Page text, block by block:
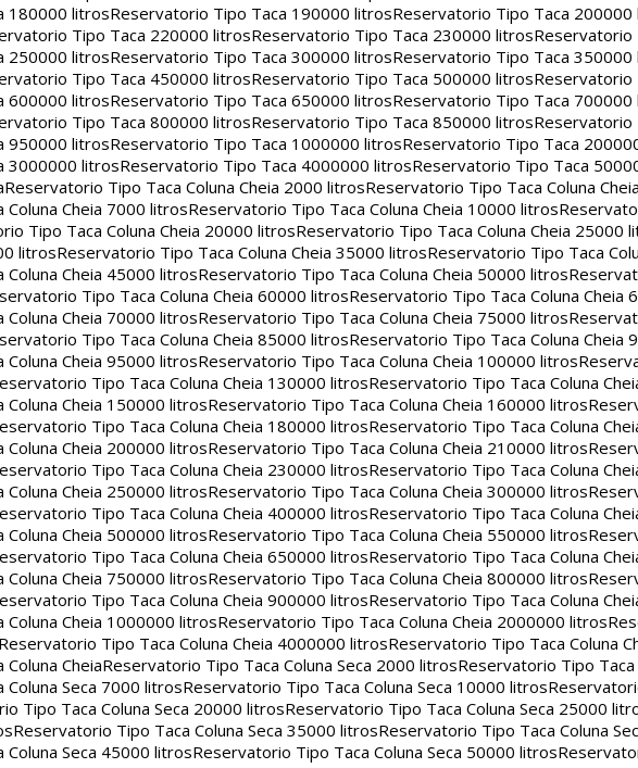
180000 litrosReservatorio Tipo Taca 190000 litrosReservatorio Tipo Taca 200000
Tipo Taca 220000 litrosReservatorio Tipo Taca 230000 litrosReservatorio
250000 litrosReservatorio Tipo Taca 300000 litrosReservatorio Tipo Taca 350000
Tipo Taca 450000 litrosReservatorio Tipo Taca 500000 litrosReservatorio
600000 litrosReservatorio Tipo Taca 650000 litrosReservatorio Tipo Taca 700000
Tipo Taca 800000 litrosReservatorio Tipo Taca 850000 litrosReservatorio
950000 litrosReservatorio Tipo Taca 1000000 litrosReservatorio Tipo Taca
3000000 litrosReservatorio Tipo Taca 4000000 litrosReservatorio Tipo Taca
Reservatorio Tipo Taca Coluna Cheia 2000 litrosReservatorio Tipo Taca Coluna
Cheia 7000 litrosReservatorio Tipo Taca Coluna Cheia 10000 litros
Tipo Taca Coluna Cheia 20000 litrosReservatorio Tipo Taca Coluna Cheia 25000
litrosReservatorio Tipo Taca Coluna Cheia 35000 litrosReservatorio Tipo Taca
Cheia 45000 litrosReservatorio Tipo Taca Coluna Cheia 50000 litros
Tipo Taca Coluna Cheia 60000 litrosReservatorio Tipo Taca Coluna Cheia
Cheia 70000 litrosReservatorio Tipo Taca Coluna Cheia 75000 litros
Tipo Taca Coluna Cheia 85000 litrosReservatorio Tipo Taca Coluna Cheia
Cheia 95000 litrosReservatorio Tipo Taca Coluna Cheia 100000 litros
Tipo Taca Coluna Cheia 130000 litrosReservatorio Tipo Taca Coluna
Cheia 150000 litrosReservatorio Tipo Taca Coluna Cheia 160000 litros
Tipo Taca Coluna Cheia 180000 litrosReservatorio Tipo Taca Coluna
Cheia 200000 litrosReservatorio Tipo Taca Coluna Cheia 210000 litros
Tipo Taca Coluna Cheia 230000 litrosReservatorio Tipo Taca Coluna
Cheia 250000 litrosReservatorio Tipo Taca Coluna Cheia 300000 litros
Tipo Taca Coluna Cheia 400000 litrosReservatorio Tipo Taca Coluna
Cheia 500000 litrosReservatorio Tipo Taca Coluna Cheia 550000 litros
Tipo Taca Coluna Cheia 650000 litrosReservatorio Tipo Taca Coluna
Cheia 750000 litrosReservatorio Tipo Taca Coluna Cheia 800000 litros
Tipo Taca Coluna Cheia 900000 litrosReservatorio Tipo Taca Coluna
Cheia 1000000 litrosReservatorio Tipo Taca Coluna Cheia 2000000 litros
Reservatorio Tipo Taca Coluna Cheia 4000000 litrosReservatorio Tipo Taca Coluna
CheiaReservatorio Tipo Taca Coluna Seca 2000 litrosReservatorio Tipo Taca
Seca 7000 litrosReservatorio Tipo Taca Coluna Seca 10000 litros
Tipo Taca Coluna Seca 20000 litrosReservatorio Tipo Taca Coluna Seca 25000
Reservatorio Tipo Taca Coluna Seca 35000 litrosReservatorio Tipo Taca Coluna
Seca 45000 litrosReservatorio Tipo Taca Coluna Seca 50000 litros